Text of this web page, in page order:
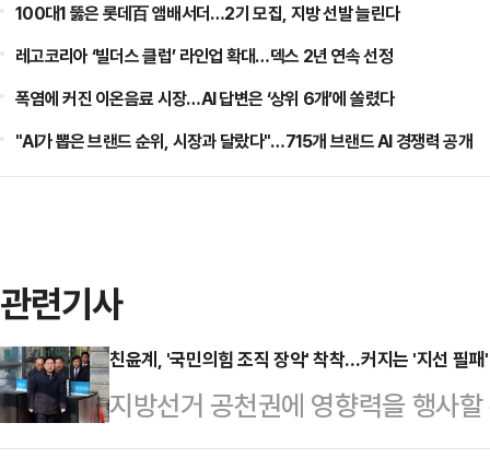
100대1 뚫은 롯데百 앰배서더…2기 모집, 지방 선발 늘린다
레고코리아 ‘빌더스 클럽’ 라인업 확대…덱스 2년 연속 선정
폭염에 커진 이온음료 시장…AI 답변은 ‘상위 6개’에 쏠렸다
"AI가 뽑은 브랜드 순위, 시장과 달랐다"…715개 브랜드 AI 경쟁력 공개
관련기사
친윤계, '국민의힘 조직 장악' 착착…커지는 '지선 필
지방선거 공천권에 영향력을 행사
친윤계로 분류되는 의원들이 대거